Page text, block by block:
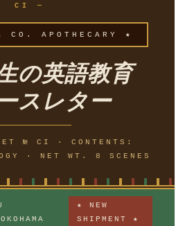
CI —
CO. APOTHECARY ★
の英語教育
スレター
№ CI · CONTENTS:
· NET WT. 8 SCENES
★ NEW
SHIPMENT ★